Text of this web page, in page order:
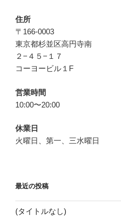
住所
〒166-0003
東京都杉並区高円寺南
２−４５−１７
コーヨービル１F
営業時間
10:00〜20:00
休業日
火曜日、第一、三水曜日
最近の投稿
(タイトルなし)